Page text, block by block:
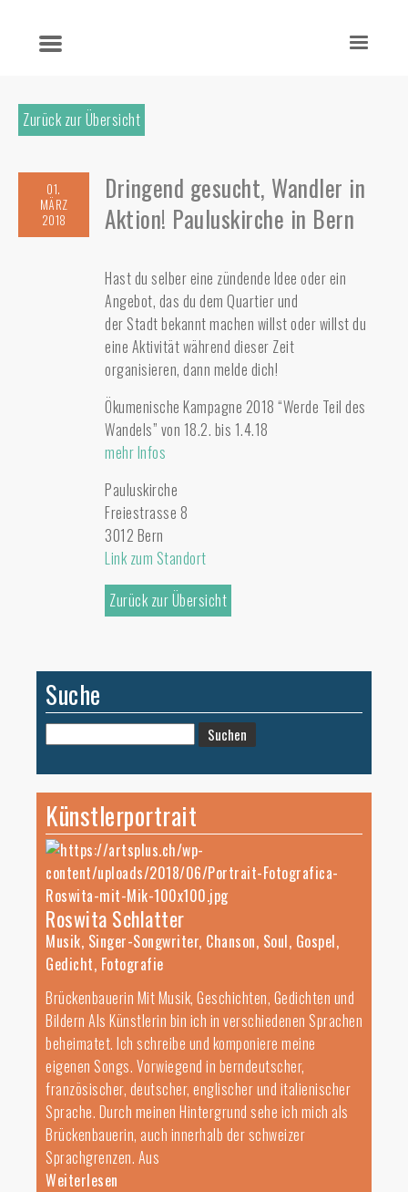
Zurück zur Übersicht
01.
MÄRZ
2018
Dringend gesucht, Wandler in
Aktion! Pauluskirche in Bern
Hast du selber eine zündende Idee oder ein
Angebot, das du dem Quartier und
der Stadt bekannt machen willst oder willst du
eine Aktivität während dieser Zeit
organisieren, dann melde dich!
Ökumenische Kampagne 2018 “Werde Teil des
Wandels” von 18.2. bis 1.4.18
mehr Infos
Pauluskirche
Freiestrasse 8
3012 Bern
Link zum Standort
Zurück zur Übersicht
Suche
Suchen
nach:
Künstlerportrait
Roswita Schlatter
Musik, Singer-Songwriter, Chanson, Soul, Gospel,
Gedicht, Fotografie
Brückenbauerin Mit Musik, Geschichten, Gedichten und
Bildern Als Künstlerin bin ich in verschiedenen Sprachen
beheimatet. Ich schreibe und komponiere meine
eigenen Songs. Vorwiegend in berndeutscher,
französischer, deutscher, englischer und italienischer
Sprache. Durch meinen Hintergrund sehe ich mich als
Brückenbauerin, auch innerhalb der schweizer
Sprachgrenzen. Aus
Weiterlesen